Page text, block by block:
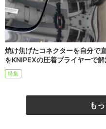
焼け焦げたコネクターを自分で
をKNIPEXの圧着プライヤーで
特集
も